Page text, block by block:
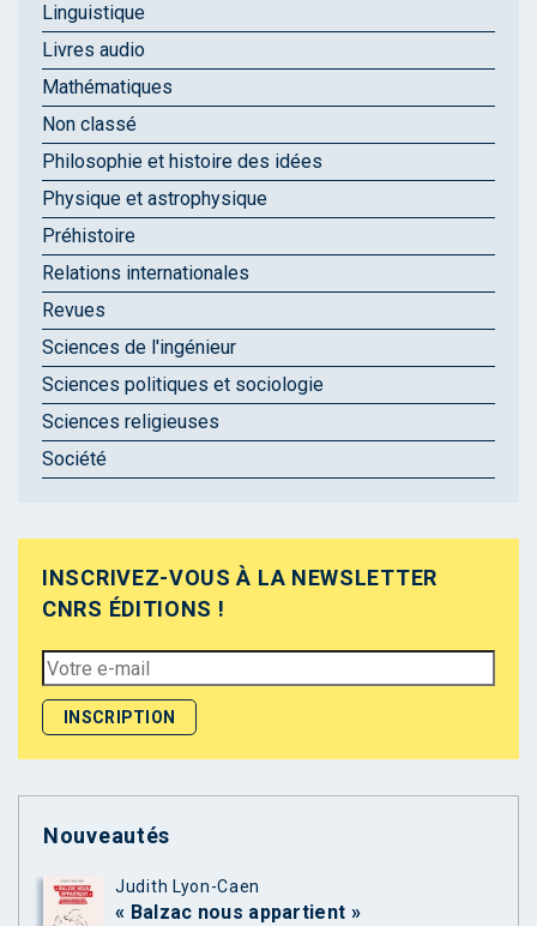
Linguistique
Livres audio
Mathématiques
Non classé
Philosophie et histoire des idées
Physique et astrophysique
Préhistoire
Relations internationales
Revues
Sciences de l'ingénieur
Sciences politiques et sociologie
Sciences religieuses
Société
INSCRIVEZ-VOUS À LA NEWSLETTER
CNRS ÉDITIONS !
Nouveautés
Judith Lyon-Caen
« Balzac nous appartient »